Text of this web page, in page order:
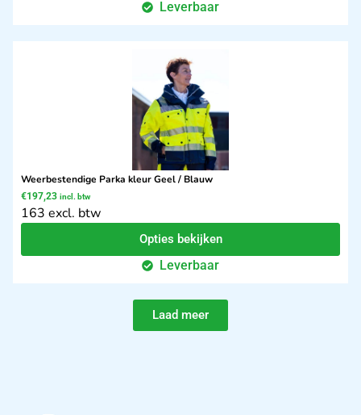
Leverbaar
Weerbestendige Parka kleur Geel / Blauw
€197,23 incl. btw
163 excl. btw
Opties bekijken
Leverbaar
Laad meer